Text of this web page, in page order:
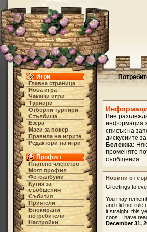
Игри
Главна страница
Нова игра
Чакащи игри
Турнири
Отборни турнири
Стълбища
Езера
Маси за покер
Правила на игрите
Редактори на игри
Профил
Платено членство
Моят профил
Фотоалбуми
Кутия за
съобщения
Събития
Приятели
Блокирани
потребители
Настройки
Вие
информация
списък на
дискусиите
Бележка:
променяте
съобщения.
Новини от
Greetings to
You may
and did not rule
it straight: this
cons, I have
December 31,